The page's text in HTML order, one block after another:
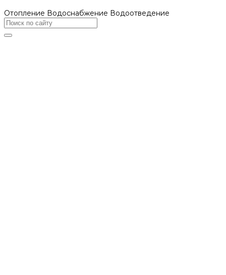
Отопление Водоснабжение Водоотведение